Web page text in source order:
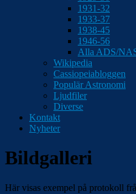
1931-32
1933-37
1938-45
1946-56
Alla ADS/
Wikipedia
Cassiopeiabloggen
Populär Astronomi
Ljudfiler
Diverse
Kontakt
Nyheter
Bildgalleri
Här visas exempel på protokoll